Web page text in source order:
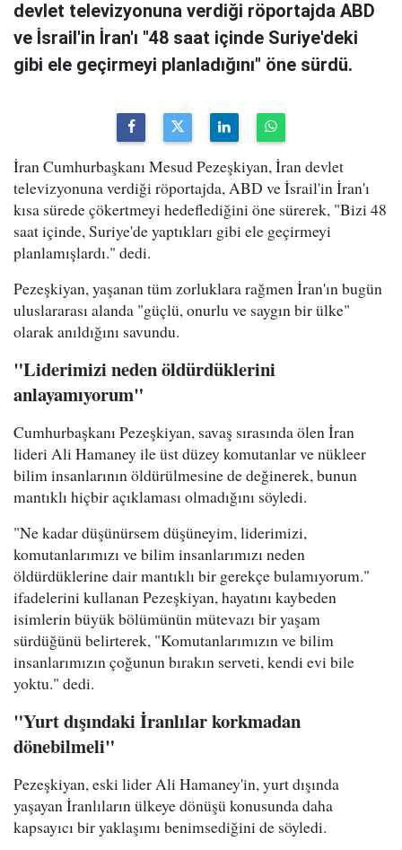
devlet televizyonuna verdiği röportajda ABD
ve İsrail'in İran'ı "48 saat içinde Suriye'deki
gibi ele geçirmeyi planladığını" öne sürdü.
İran Cumhurbaşkanı Mesud Pezeşkiyan, İran devlet
televizyonuna verdiği röportajda, ABD ve İsrail'in İran'ı
kısa sürede çökertmeyi hedeflediğini öne sürerek, "Bizi 48
saat içinde, Suriye'de yaptıkları gibi ele geçirmeyi
planlamışlardı." dedi.
Pezeşkiyan, yaşanan tüm zorluklara rağmen İran'ın bugün
uluslararası alanda "güçlü, onurlu ve saygın bir ülke"
olarak anıldığını savundu.
"Liderimizi neden öldürdüklerini
anlayamıyorum"
Cumhurbaşkanı Pezeşkiyan, savaş sırasında ölen İran
lideri Ali Hamaney ile üst düzey komutanlar ve nükleer
bilim insanlarının öldürülmesine de değinerek, bunun
mantıklı hiçbir açıklaması olmadığını söyledi.
"Ne kadar düşünürsem düşüneyim, liderimizi,
komutanlarımızı ve bilim insanlarımızı neden
öldürdüklerine dair mantıklı bir gerekçe bulamıyorum."
ifadelerini kullanan Pezeşkiyan, hayatını kaybeden
isimlerin büyük bölümünün mütevazı bir yaşam
sürdüğünü belirterek, "Komutanlarımızın ve bilim
insanlarımızın çoğunun bırakın serveti, kendi evi bile
yoktu." dedi.
"Yurt dışındaki İranlılar korkmadan
dönebilmeli"
Pezeşkiyan, eski lider Ali Hamaney'in, yurt dışında
yaşayan İranlıların ülkeye dönüşü konusunda daha
kapsayıcı bir yaklaşımı benimsediğini de söyledi.